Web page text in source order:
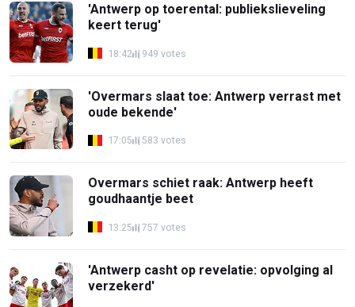
'Antwerp op toerental: publiekslieveling
keert terug'
18:42 949 votes
'Overmars slaat toe: Antwerp verrast met
oude bekende'
17:05 583 votes
Overmars schiet raak: Antwerp heeft
goudhaantje beet
13:25 757 votes
'Antwerp casht op revelatie: opvolging al
verzekerd'